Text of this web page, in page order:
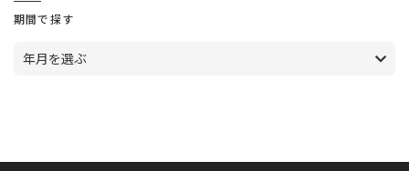
期間で探す
年月を選ぶ